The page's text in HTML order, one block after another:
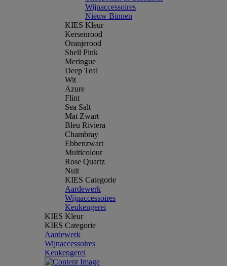
Wijnaccessoires
Nieuw Binnen
KIES Kleur
Kersenrood
Oranjerood
Shell Pink
Meringue
Deep Teal
Wit
Azure
Flint
Sea Salt
Mat Zwart
Bleu Riviera
Chambray
Ebbenzwart
Multicolour
Rose Quartz
Nuit
KIES Categorie
Aardewerk
Wijnaccessoires
Keukengerei
KIES Kleur
KIES Categorie
Aardewerk
Wijnaccessoires
Keukengerei